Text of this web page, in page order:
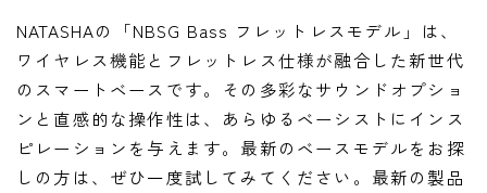
NATASHAの「NBSG Bass フレットレスモデル」は、
ワイヤレス機能とフレットレス仕様が融合した新世代
のスマートベースです。その多彩なサウンドオプショ
ンと直感的な操作性は、あらゆるベーシストにインス
ピレーションを与えます。最新のベースモデルをお探
しの方は、ぜひ一度試してみてください。最新の製品